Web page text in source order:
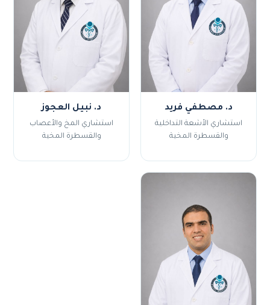
د. مصطفي فريد
استشاري الأشعة التداخلية
والقسطرة المخية
د. نبيل العجوز
استشاري المخ والأعصاب
والقسطرة المخية